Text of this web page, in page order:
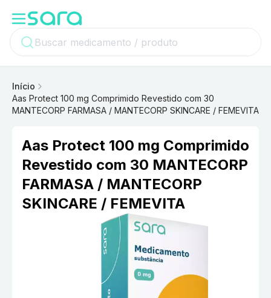
Início
Aas Protect 100 mg Comprimido Revestido com 30
MANTECORP FARMASA / MANTECORP SKINCARE / FEMEVITA
Aas Protect 100 mg Comprimido
Revestido com 30 MANTECORP
FARMASA / MANTECORP
SKINCARE / FEMEVITA